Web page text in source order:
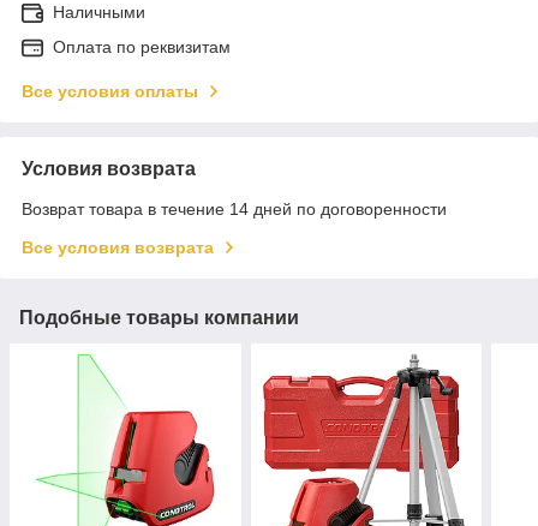
Наличными
Оплата по реквизитам
Все условия оплаты
Условия возврата
Возврат товара в течение 14 дней по договоренности
Все условия возврата
Подобные товары компании